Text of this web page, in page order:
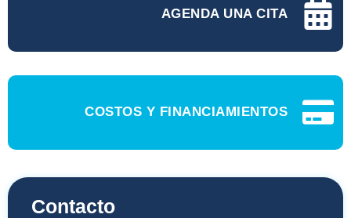
AGENDA UNA CITA
COSTOS Y FINANCIAMIENTOS
Contacto